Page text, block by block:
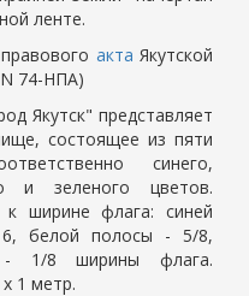
ленте.
акта Якутской
74-НПА)
Якутск" представляет
состоящее из пяти
синего,
и зеленого цветов.
ширине флага: синей
белой полосы - 5/8,
1/8 ширины флага.
1 метр.